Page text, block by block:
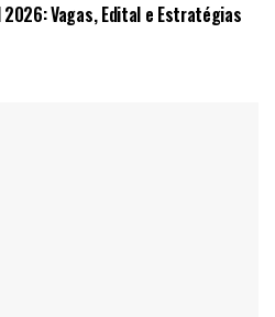
Vagas, Edital e Estratégias